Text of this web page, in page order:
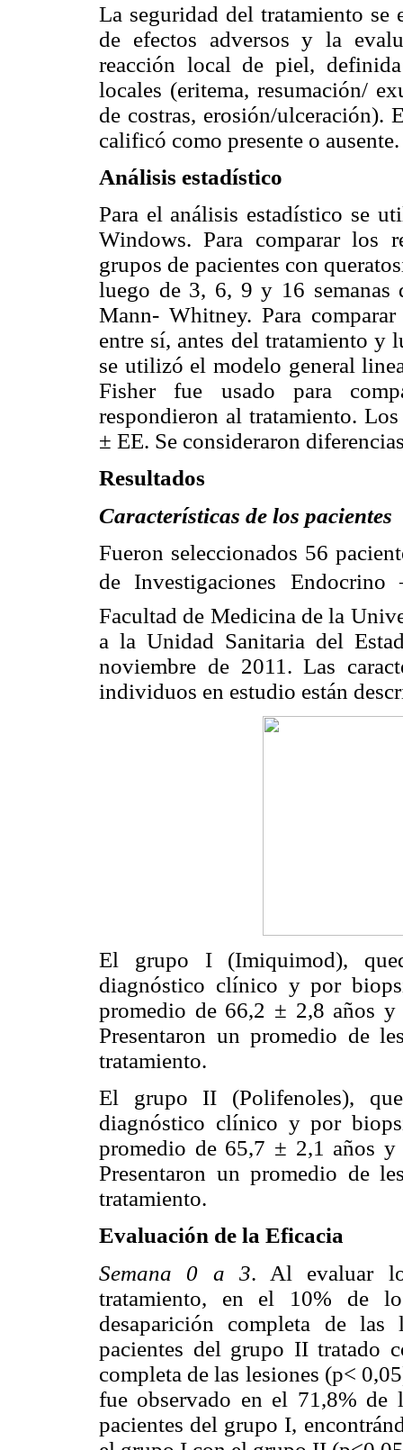
La seguridad del tratamiento
de efectos adversos y la
reacción local de piel,
locales (eritema, resumación/
de costras, erosión/ulceración).
calificó como presente o ausente.
Análisis estadístico
Para el análisis estadístico se
Windows. Para comparar los
grupos de pacientes con
luego de 3, 6, 9 y 16 semanas
Mann- Whitney. Para
entre sí, antes del tratamiento y
se utilizó el modelo general
Fisher fue usado para
respondieron al tratamiento.
± EE. Se consideraron
Resultados
Características de los pacientes
Fueron seleccionados 56
de Investigaciones Endocrino
Facultad de Medicina de la
a la Unidad Sanitaria del
noviembre de 2011. Las
individuos en estudio están
El grupo I (Imiquimod),
diagnóstico clínico y por
promedio de 66,2 ± 2,8 años
Presentaron un promedio de
tratamiento.
El grupo II (Polifenoles),
diagnóstico clínico y por
promedio de 65,7 ± 2,1 años
Presentaron un promedio de
tratamiento.
Evaluación de la Eficacia
Semana 0 a 3. Al evaluar
tratamiento, en el 10% de
desaparición completa de
pacientes del grupo II tratado
completa de las lesiones (p<
fue observado en el 71,8%
pacientes del grupo I,